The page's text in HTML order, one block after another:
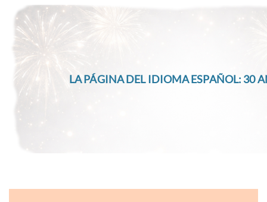
LA PÁGINA DEL IDIOMA ESPAÑOL: 30